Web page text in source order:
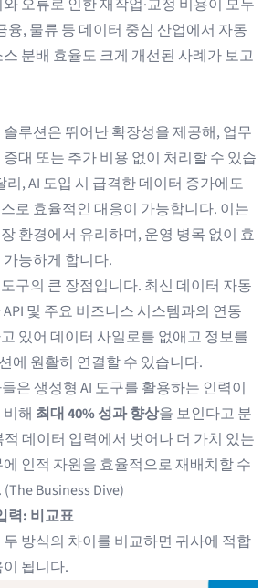
오류로 인한 재작업·교정 비용이 모두
융, 물류 등 데이터 중심 산업에서 자동
분배 효율도 크게 개선된 사례가 보고
루션은 뛰어난 확장성을 제공해, 업무
대 또는 추가 비용 없이 처리할 수 있습
리, AI 도입 시 급격한 데이터 증가에도
로 효율적인 대응이 가능합니다. 이는
환경에서 유리하며, 운영 병목 없이 효
능하게 합니다.
구의 큰 장점입니다. 최신 데이터 자동
및 주요 비즈니스 시스템과의 연동
있어 데이터 사일로를 없애고 정보를
에 원활히 연결할 수 있습니다.
은 생성형 AI 도구를 활용하는 인력이
해 최대 40% 성과 향상을 보인다고 분
데이터 입력에서 벗어나 더 가치 있는
인적 자원을 효율적으로 재배치할 수
(The Business Dive)
력: 비교표
방식의 차이를 비교하면 귀사에 적합
됩니다.